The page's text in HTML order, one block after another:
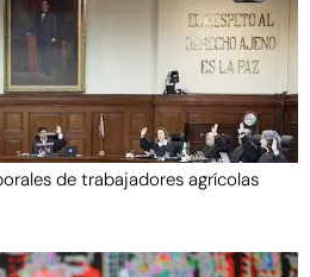
de trabajadores agrícolas